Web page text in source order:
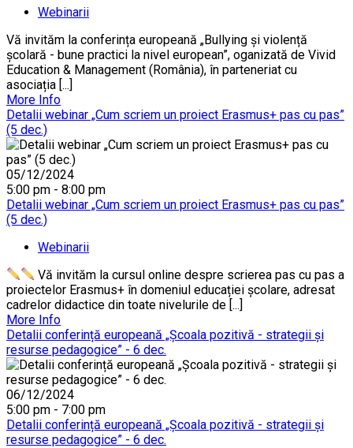
Webinarii
Vă invităm la conferința europeană „Bullying și violență
școlară - bune practici la nivel european”, oganizată de Vivid
Education & Management (România), în parteneriat cu
asociația [...]
More Info
Detalii webinar „Cum scriem un proiect Erasmus+ pas cu pas”
(5 dec.)
05/12/2024
5:00 pm - 8:00 pm
Detalii webinar „Cum scriem un proiect Erasmus+ pas cu pas”
(5 dec.)
Webinarii
Vă invităm la cursul online despre scrierea pas cu pas a
proiectelor Erasmus+ în domeniul educației școlare, adresat
cadrelor didactice din toate nivelurile de [...]
More Info
Detalii conferință europeană „Școala pozitivă - strategii și
resurse pedagogice” - 6 dec.
06/12/2024
5:00 pm - 7:00 pm
Detalii conferință europeană „Școala pozitivă - strategii și
resurse pedagogice” - 6 dec.